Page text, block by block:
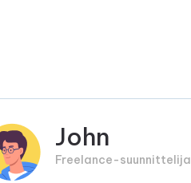
John
Freelance-suunnittelija